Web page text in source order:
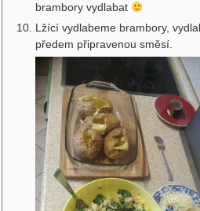
brambory vydlabat
Lžící vydlabeme brambory,
předem připravenou směsí.